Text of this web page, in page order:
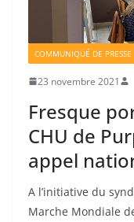
COMMUNIQUÉ DE PRESSE
23 novembre 2021
Fresque
CHU de
appel
A l’initiative du
Marche Mondiale